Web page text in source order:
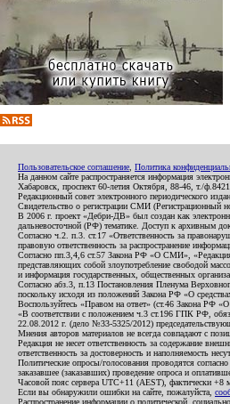
Пользовательское соглашение Политика
На данном сайте распространяется информация
Хабаровск, проспект 60-летия Октября, 88-46, т./
Редакционный совет электронного
Свидетельство о регистрации СМИ (Регистрационный
В 2006 г. проект «Дебри-ДВ» был создан как
дальневосточной (РФ) тематике. Доступ к архивным
Согласно ч.2. п.3. ст.17 «Ответственность за
правовую ответственность за распространение
Согласно пп.3,4,6 ст.57 Закона РФ «О СМИ», «Редакция,
представляющих собой злоупотребление свободой
и информация государственных, общественных
Согласно абз.3, п.13 Постановления Пленума
поскольку исходя из положений Закона РФ «О
Воспользуйтесь «Правом на ответ» (ст.46 Закона РФ
«В соответствии с положением ч.3 ст.196 ГПК РФ,
22.08.2012 г. (дело №33-5325/2012)
Мнения авторов материалов не всегда совпадают с
Редакция не несет ответственность за содержание
ответственность за достоверность и наполняемость
Политические опросы/голосования проводятся
заказавшее (заказавших) проведение опроса и
Часовой пояс сервера UTC+11 (AEST), фактически +8
Если вы обнаружили ошибки на сайте, пожалуйста,
Распространение информации о политической,